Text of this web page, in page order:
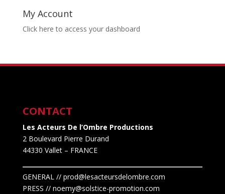
My Account
Click here to access your dashboard
CONTACT
Les Acteurs De l’Ombre Productions
2 Boulevard Pierre Durand
44330 Vallet– FRANCE
GENERAL // prod@lesacteursdelombre.com
PRESS // noemy@solstice-promotion.com